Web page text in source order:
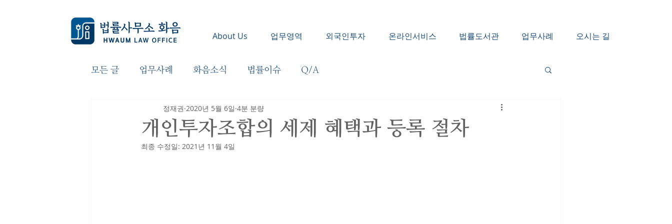
About Us 업무영역 외국인투자 온라인서비스 법률도서관 업무사례 오시는 길
모든 글 업무사례 화음소식 법률이슈 Q/A
개인투자조합의 세제 혜택과 등록 절차
정재권 2020년 5월 6일 4분 분량
최종 수정일: 2021년 11월 4일